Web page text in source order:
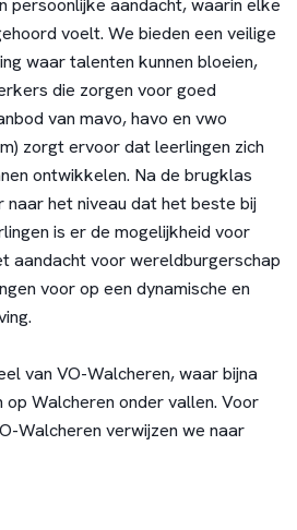
persoonlijke aandacht, waarin elke
voelt. We bieden een veilige
waar talenten kunnen bloeien,
die zorgen voor goed
van mavo, havo en vwo
zorgt ervoor dat leerlingen zich
ontwikkelen. Na de brugklas
het niveau dat het beste bij
is er de mogelijkheid voor
aandacht voor wereldburgerschap
voor op een dynamische en
van VO-Walcheren, waar bijna
Walcheren onder vallen. Voor
Walcheren verwijzen we naar